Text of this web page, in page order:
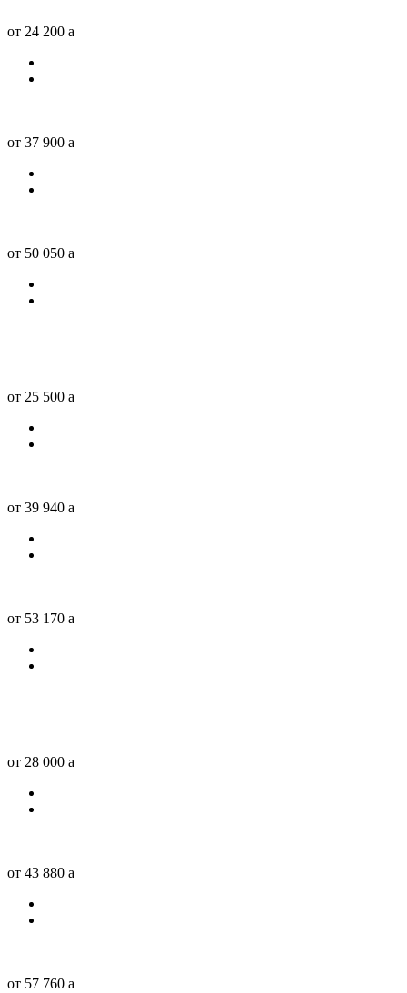
от 24 200 a
от 37 900 a
от 50 050 a
от 25 500 a
от 39 940 a
от 53 170 a
от 28 000 a
от 43 880 a
от 57 760 a